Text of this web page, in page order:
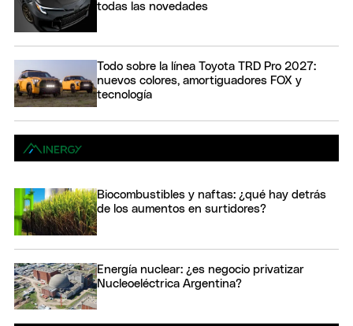
todas las novedades
Todo sobre la línea Toyota TRD Pro 2027:
nuevos colores, amortiguadores FOX y
tecnología
Biocombustibles y naftas: ¿qué hay detrás
de los aumentos en surtidores?
Energía nuclear: ¿es negocio privatizar
Nucleoeléctrica Argentina?